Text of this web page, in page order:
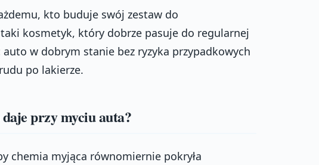
kto buduje swój zestaw do
kosmetyk, który dobrze pasuje do regularnej
w dobrym stanie bez ryzyka przypadkowych
po lakierze.
przy myciu auta?
chemia myjąca równomiernie pokryła